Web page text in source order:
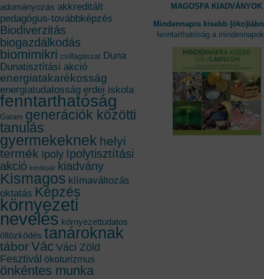
adományozás akkreditált
pedagógus-továbbképzés
Biodiverzitás
biogazdálkodás
biomimikri csillagászat Duna
Dunatisztítási akció
energiatakarékosság
energiatudatosság erdei iskola
fenntarthatóság
Garam generációk közötti
tanulás
gyermekeknek helyi
termék Ipoly Ipolytisztítási
akció kerékpár kiadvány
Kismagos klímaváltozás
oktatás Képzés
környezeti
nevelés környezettudatos
öltözködés tanároknak
táborVác Váci Zöld
Fesztivál ökoturizmus
önkéntes munka
MAGOSFA KIADVÁNYOK
Mindennapra kisebb
fenntarthatóság a